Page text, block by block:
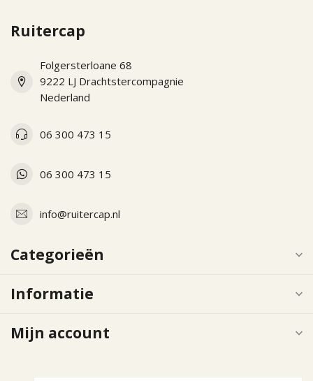
Ruitercap
Folgersterloane 68
9222 LJ Drachtstercompagnie
Nederland
06 300 473 15
06 300 473 15
info@ruitercap.nl
Categorieën
Informatie
Mijn account